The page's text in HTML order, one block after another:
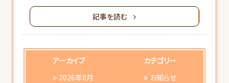
記事を読む
アーカイブ
2026年8月
カテゴリー
お知らせ